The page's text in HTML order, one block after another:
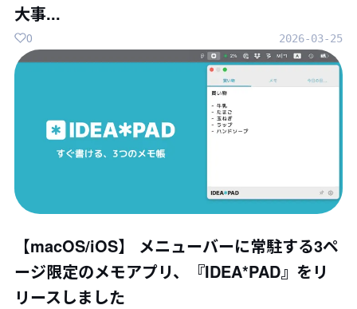
大事...
2026-03-25
0
【macOS/iOS】 メニューバーに常駐する3ペ
ージ限定のメモアプリ、『IDEA*PAD』をリ
リースしました